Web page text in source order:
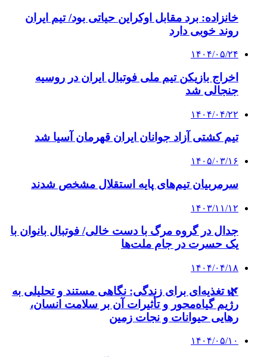
خانزاده: برد مقابل اوکراین حیاتی بود/ تیم ایران
روند خوبی دارد
۱۴۰۴/۰۵/۲۴
اخراج بازیکن تیم ملی فوتبال ایران در روسیه
جنجالی شد
۱۴۰۴/۰۴/۲۲
تیم کشتی آزاد جوانان ایران قهرمان آسیا شد
۱۴۰۵/۰۳/۱۶
سرمربیان تیم‌های پایه استقلال مشخص شدند
۱۴۰۳/۱۱/۱۲
جدال در گروه مرگ با دست خالی/ فوتبال بانوان با
یک حسرت در جام ملت‌ها
۱۴۰۴/۰۴/۱۸
🌿 تغذیه‌ای برای زندگی: نگاهی مستند و تحلیلی به
رژیم گیاه‌محور و تأثیرات آن بر سلامت انسان،
رهایی حیوانات و نجات زمین
۱۴۰۴/۰۵/۱۰